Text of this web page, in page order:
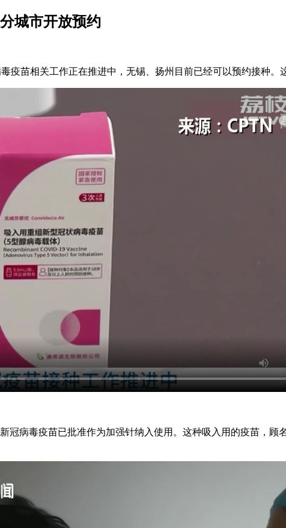
城市开放预约
苗相关工作正在推进中，无锡、扬州目前已经可以预约接种。
病毒疫苗已批准作为加强针纳入使用。这种吸入用的疫苗，顾